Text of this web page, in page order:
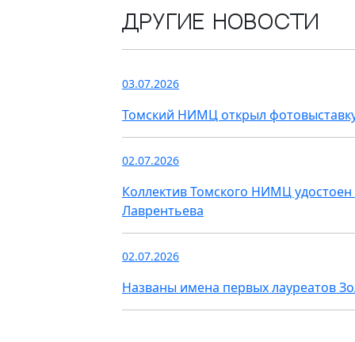
Другие новости
03.07.2026
Томский НИМЦ открыл
02.07.2026
Коллектив Томского НИМЦ
Лаврентьева
02.07.2026
Названы имена первых лауреатов